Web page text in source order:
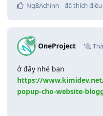
NgBAchinh
đã thích điều
OneProject
ở đây nhé bạn
https://
popup-cho-website-